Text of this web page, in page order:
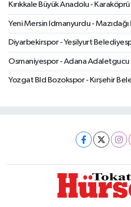
Kırıkkale Büyük Anadolu -
Yeni Mersin Idmanyurdu -
Diyarbekirspor - Yeşilyurt
Osmaniyespor - Adana Adaletgucu
Yozgat Bld Bozokspor - Kırşehir